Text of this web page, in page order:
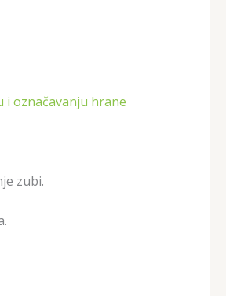
i označavanju hrane
zubi.